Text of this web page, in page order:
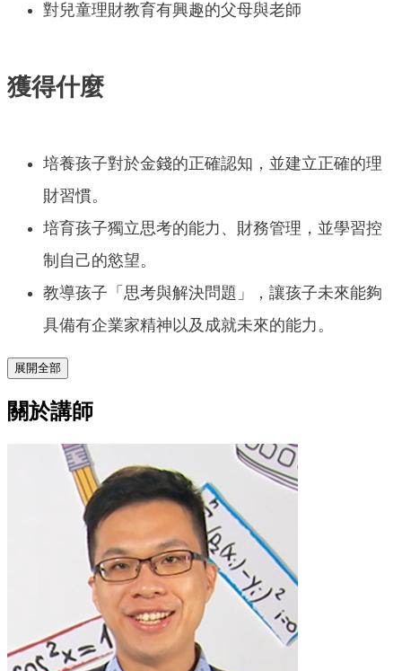
對兒童理財教育有興趣的父母與老師
獲得什麼
培養孩子對於金錢的正確認知，並建立正確的理
財習慣。
培育孩子獨立思考的能力、財務管理，並學習控
制自己的慾望。
教導孩子「思考與解決問題」，讓孩子未來能夠
具備有企業家精神以及成就未來的能力。
展開全部
關於講師